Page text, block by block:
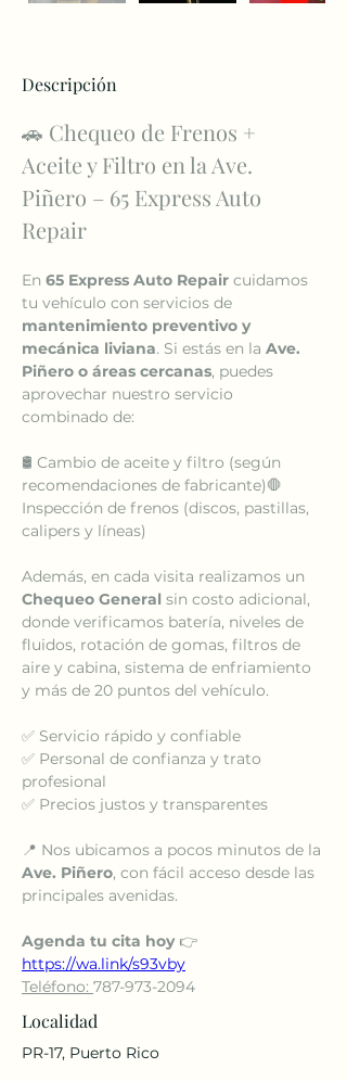
Descripción
🚗 Chequeo de Frenos +
Aceite y Filtro en la Ave.
Piñero – 65 Express Auto
Repair
En 65 Express Auto Repair cuidamos
tu vehículo con servicios de
mantenimiento preventivo y
mecánica liviana. Si estás en la Ave.
Piñero o áreas cercanas, puedes
aprovechar nuestro servicio
combinado de:
🛢️ Cambio de aceite y filtro (según
recomendaciones de fabricante)🛑
Inspección de frenos (discos, pastillas,
calipers y líneas)
Además, en cada visita realizamos un
Chequeo General sin costo adicional,
donde verificamos batería, niveles de
fluidos, rotación de gomas, filtros de
aire y cabina, sistema de enfriamiento
y más de 20 puntos del vehículo.
✅ Servicio rápido y confiable
✅ Personal de confianza y trato
profesional
✅ Precios justos y transparentes
📍 Nos ubicamos a pocos minutos de la
Ave. Piñero, con fácil acceso desde las
principales avenidas.
Agenda tu cita hoy 👉
https://wa.link/s93vby
Teléfono: 787-973-2094
Localidad
PR-17, Puerto Rico